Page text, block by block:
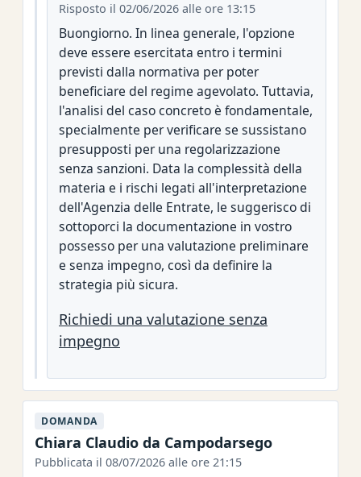
Risposto il 02/06/2026 alle ore 13:15
Buongiorno. In linea generale, l'opzione
deve essere esercitata entro i termini
previsti dalla normativa per poter
beneficiare del regime agevolato. Tuttavia,
l'analisi del caso concreto è fondamentale,
specialmente per verificare se sussistano
presupposti per una regolarizzazione
senza sanzioni. Data la complessità della
materia e i rischi legati all'interpretazione
dell'Agenzia delle Entrate, le suggerisco di
sottoporci la documentazione in vostro
possesso per una valutazione preliminare
e senza impegno, così da definire la
strategia più sicura.
Richiedi una valutazione senza
impegno
DOMANDA
Chiara Claudio da Campodarsego
Pubblicata il 08/07/2026 alle ore 21:15